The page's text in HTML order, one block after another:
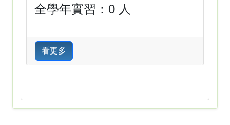
全學年實習：0 人
看更多